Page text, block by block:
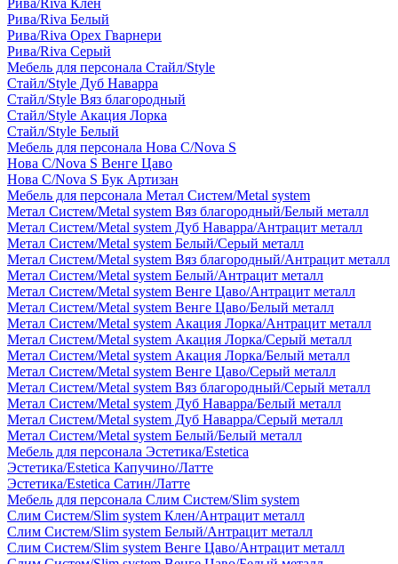
Рива/Riva Клен
Рива/Riva Белый
Рива/Riva Орех Гварнери
Рива/Riva Серый
Мебель для персонала Стайл/Style
Стайл/Style Дуб Наварра
Стайл/Style Вяз благородный
Стайл/Style Акация Лорка
Стайл/Style Белый
Мебель для персонала Нова С/Nova S
Нова С/Nova S Венге Цаво
Нова С/Nova S Бук Артизан
Мебель для персонала Метал Систем/Metal system
Метал Систем/Metal system Вяз благородный/Белый металл
Метал Систем/Metal system Дуб Наварра/Антрацит металл
Метал Систем/Metal system Белый/Серый металл
Метал Систем/Metal system Вяз благородный/Антрацит металл
Метал Систем/Metal system Белый/Антрацит металл
Метал Систем/Metal system Венге Цаво/Антрацит металл
Метал Систем/Metal system Венге Цаво/Белый металл
Метал Систем/Metal system Акация Лорка/Антрацит металл
Метал Систем/Metal system Акация Лорка/Серый металл
Метал Систем/Metal system Акация Лорка/Белый металл
Метал Систем/Metal system Венге Цаво/Серый металл
Метал Систем/Metal system Вяз благородный/Серый металл
Метал Систем/Metal system Дуб Наварра/Белый металл
Метал Систем/Metal system Дуб Наварра/Серый металл
Метал Систем/Metal system Белый/Белый металл
Мебель для персонала Эстетика/Estetica
Эстетика/Estetica Капучино/Латте
Эстетика/Estetica Сатин/Латте
Мебель для персонала Слим Систем/Slim system
Слим Систем/Slim system Клен/Антрацит металл
Слим Систем/Slim system Белый/Антрацит металл
Слим Систем/Slim system Венге Цаво/Антрацит металл